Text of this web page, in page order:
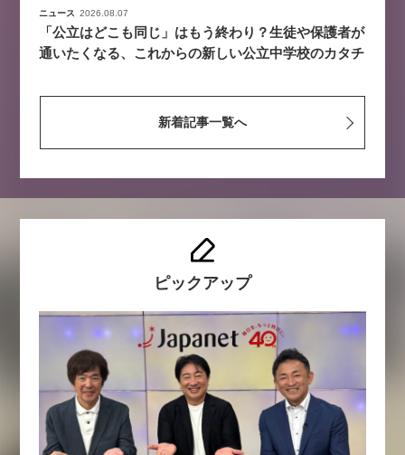
ニュース 2026.08.07
「公立はどこも同じ」はもう終わり？生徒や保護者が
通いたくなる、これからの新しい公立中学校のカタチ
新着記事一覧へ
ピックアップ